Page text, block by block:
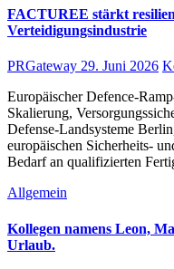
FACTUREE stärkt
Verteidigungsindustrie
PRGateway 29. Juni 2026
Europäischer Defence-Ramp-up erhöht Anforderungen an
Skalierung,
Defense-Landsysteme
europäischen Sicherheits-
Bedarf an qualifizierten
Allgemein
Kollegen namens Leon,
Urlaub.